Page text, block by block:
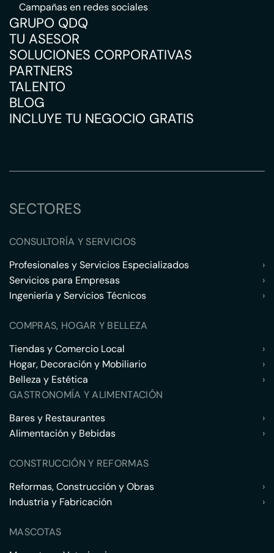
Campañas en redes sociales
GRUPO QDQ
TU ASESOR
SOLUCIONES CORPORATIVAS
PARTNERS
TALENTO
BLOG
INCLUYE TU NEGOCIO GRATIS
SECTORES
CONSULTORÍA Y SERVICIOS
Profesionales y Servicios Especializados
›
Servicios para Empresas
›
Ingeniería y Servicios Técnicos
›
COMPRAS, HOGAR Y BELLEZA
Tiendas y Comercio Local
›
Hogar, Decoración y Mobiliario
›
Belleza y Estética
›
GASTRONOMÍA Y ALIMENTACIÓN
Bares y Restaurantes
›
Alimentación y Bebidas
›
CONSTRUCCIÓN Y REFORMAS
Reformas, Construcción y Obras
›
Industria y Fabricación
›
MASCOTAS